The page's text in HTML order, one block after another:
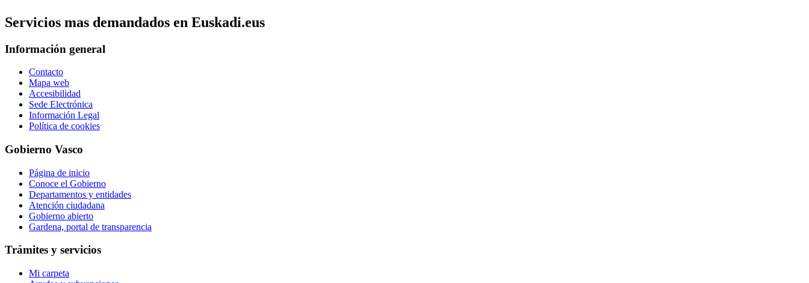
Servicios mas demandados en Euskadi.eus
Información general
Contacto
Mapa web
Accesibilidad
Sede Electrónica
Información Legal
Política de cookies
Gobierno Vasco
Página de inicio
Conoce el Gobierno
Departamentos y entidades
Atención ciudadana
Gobierno abierto
Gardena, portal de transparencia
Trámites y servicios
Mi carpeta